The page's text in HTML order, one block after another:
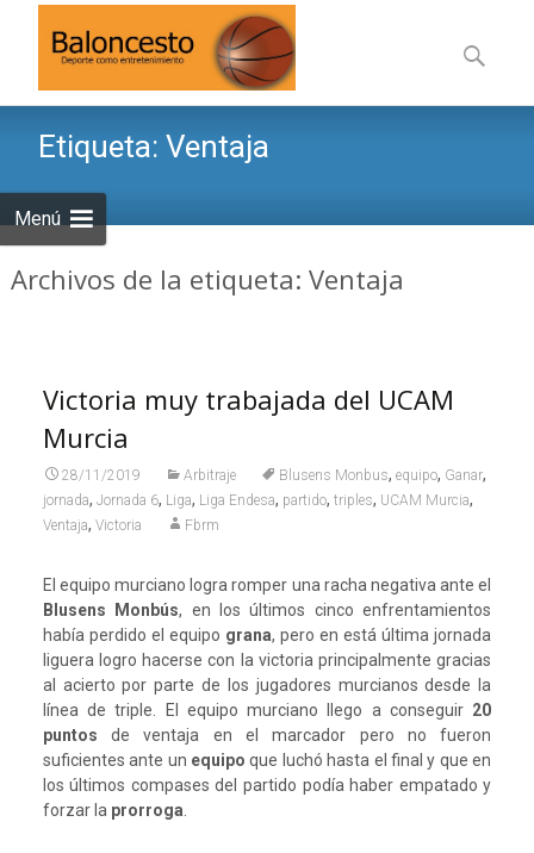
Menú
alBuscar:
Etiqueta: Ventaja
Archivos de la etiqueta: Ventaja
Victoria muy trabajada del UCAM
Murcia
28/11/2019 Arbitraje Blusens Monbus, equipo, Ganar,
jornada, Jornada 6, Liga, Liga Endesa, partido, triples, UCAM Murcia,
Ventaja, Victoria Fbrm
El equipo murciano logra romper una racha negativa ante el
Blusens
Monbús, en los últimos cinco enfrentamientos
había perdido el equipo grana, pero en está última jornada
liguera logro hacerse con la victoria principalmente gracias
al acierto por parte de los jugadores murcianos desde la
línea de triple. El equipo murciano llego a conseguir 20
puntos de ventaja en el marcador pero no fueron
suficientes ante un equipo que luchó hasta el final y que en
los últimos compases del partido podía haber empatado y
forzar la prorroga